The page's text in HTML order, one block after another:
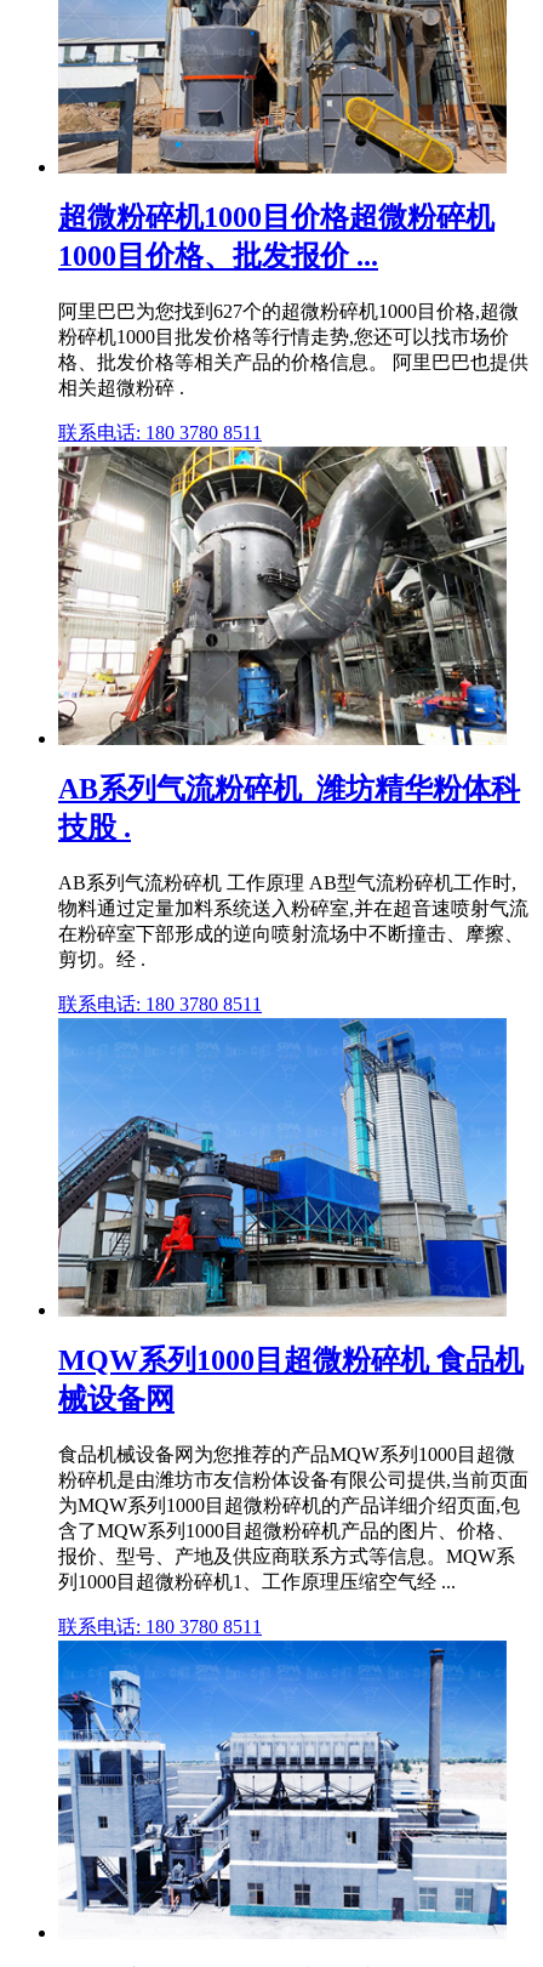
超微粉碎机1000目价格超微粉碎机
1000目价格、批发报价 ...
阿里巴巴为您找到627个的超微粉碎机1000目价格,超微
粉碎机1000目批发价格等行情走势,您还可以找市场价
格、批发价格等相关产品的价格信息。 阿里巴巴也提供
相关超微粉碎 .
联系电话: 180 3780 8511
AB系列气流粉碎机_潍坊精华粉体科
技股 .
AB系列气流粉碎机 工作原理 AB型气流粉碎机工作时,
物料通过定量加料系统送入粉碎室,并在超音速喷射气流
在粉碎室下部形成的逆向喷射流场中不断撞击、摩擦、
剪切。经 .
联系电话: 180 3780 8511
MQW系列1000目超微粉碎机 食品机
械设备网
食品机械设备网为您推荐的产品MQW系列1000目超微
粉碎机是由潍坊市友信粉体设备有限公司提供,当前页面
为MQW系列1000目超微粉碎机的产品详细介绍页面,包
含了MQW系列1000目超微粉碎机产品的图片、价格、
报价、型号、产地及供应商联系方式等信息。MQW系
列1000目超微粉碎机1、工作原理压缩空气经 ...
联系电话: 180 3780 8511